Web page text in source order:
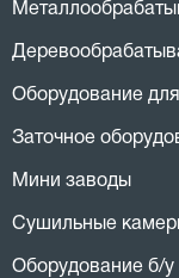
Оборудование
Заточное
Мини заводы
Сушильные
Оборудование б/у